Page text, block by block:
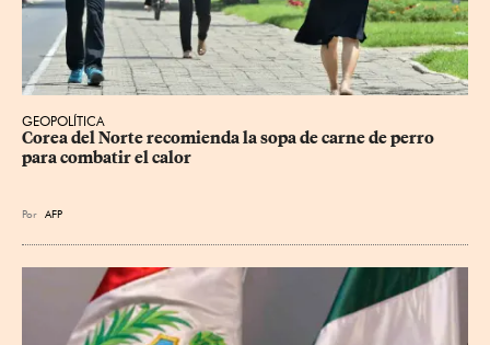
GEOPOLÍTICA
Corea del Norte recomienda la sopa de carne de perro
para combatir el calor
Por AFP